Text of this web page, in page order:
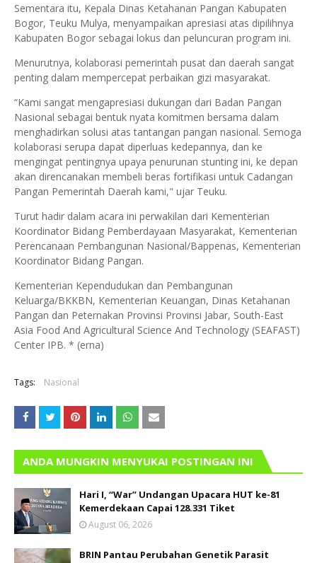
Sementara itu, Kepala Dinas Ketahanan Pangan Kabupaten
Bogor, Teuku Mulya, menyampaikan apresiasi atas dipilihnya
Kabupaten Bogor sebagai lokus dan peluncuran program ini.
Menurutnya, kolaborasi pemerintah pusat dan daerah sangat
penting dalam mempercepat perbaikan gizi masyarakat.
“Kami sangat mengapresiasi dukungan dari Badan Pangan
Nasional sebagai bentuk nyata komitmen bersama dalam
menghadirkan solusi atas tantangan pangan nasional. Semoga
kolaborasi serupa dapat diperluas kedepannya, dan ke
mengingat pentingnya upaya penurunan stunting ini, ke depan
akan direncanakan membeli beras fortifikasi untuk Cadangan
Pangan Pemerintah Daerah kami," ujar Teuku.
Turut hadir dalam acara ini perwakilan dari Kementerian
Koordinator Bidang Pemberdayaan Masyarakat, Kementerian
Perencanaan Pembangunan Nasional/Bappenas, Kementerian
Koordinator Bidang Pangan.
Kementerian Kependudukan dan Pembangunan
Keluarga/BKKBN, Kementerian Keuangan, Dinas Ketahanan
Pangan dan Peternakan Provinsi Provinsi Jabar, South-East
Asia Food And Agricultural Science And Technology (SEAFAST)
Center IPB. * (erna)
Tags: Nasional
ANDA MUNGKIN MENYUKAI POSTINGAN INI
Hari I, “War” Undangan Upacara HUT ke-81
Kemerdekaan Capai 128.331 Tiket
August 06, 2026
BRIN Pantau Perubahan Genetik Parasit